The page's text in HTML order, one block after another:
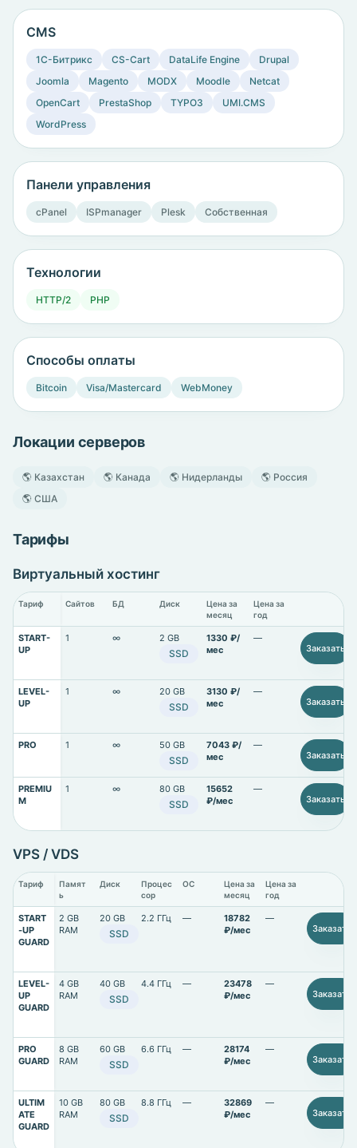
CMS
1C-Битрикс CS-Cart DataLife Engine
Drupal
Joomla
Magento MODX Moodle
Netcat
OpenCart
PrestaShop TYPO3
UMI.CMS
WordPress
Панели управления
cPanel ISPmanager Plesk Собственная
Технологии
HTTP/2 PHP
Способы оплаты
Bitcoin Visa/Mastercard WebMoney
Локации серверов
🌎 Казахстан 🌎 Канада 🌎 Нидерланды
🌎 Россия
🌎 США
Тарифы
Виртуальный хостинг
Тариф Сайтов БД Диск
Цена за
месяц
Цена за
год
START-
UP
1 ∞ 2 GB
SSD
1330 ₽/
мес
—
Заказать
LEVEL-
UP
1 ∞ 20 GB
SSD
3130 ₽/
мес
—
Заказать
PRO 1 ∞ 50 GB
SSD
7043 ₽/
мес
—
Заказать
PREMIU
M
1 ∞ 80 GB
SSD
15652
₽/мес
—
Заказать
VPS / VDS
Тариф
Памят
ь
Диск
Процес
сор
ОС
Цена за
месяц
Цена за
год
START
-UP
GUARD
2 GB
RAM
20 GB
SSD
2.2 ГГц —
18782
₽/мес
—
Заказать
LEVEL-
UP
GUARD
4 GB
RAM
40 GB
SSD
4.4 ГГц —
23478
₽/мес
—
Заказать
PRO
GUARD
8 GB
RAM
60 GB
SSD
6.6 ГГц —
28174
₽/мес
—
Заказать
ULTIM
ATE
GUARD
10 GB
RAM
80 GB
SSD
8.8 ГГц —
32869
₽/мес
—
Заказать